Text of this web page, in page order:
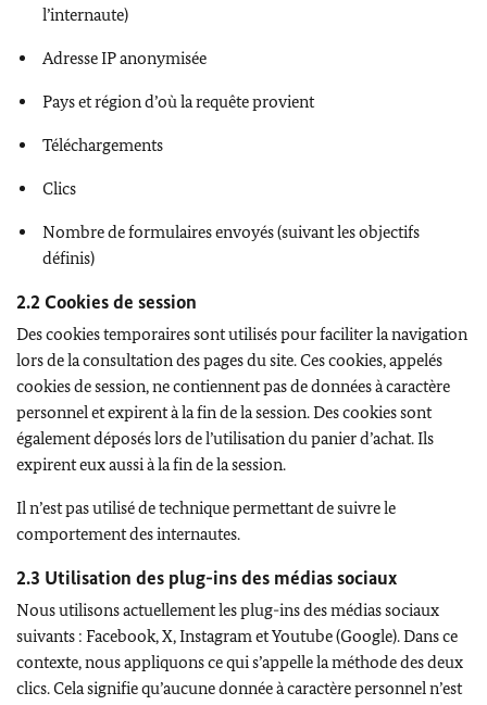
l’internaute)
Adresse IP anonymisée
Pays et région d’où la requête provient
Téléchargements
Clics
Nombre de formulaires envoyés (suivant les objectifs
définis)
2.2 Cookies de session
Des cookies temporaires sont utilisés pour faciliter la navigation
lors de la consultation des pages du site. Ces cookies, appelés
cookies de session, ne contiennent pas de données à caractère
personnel et expirent à la fin de la session. Des cookies sont
également déposés lors de l’utilisation du panier d’achat. Ils
expirent eux aussi à la fin de la session.
Il n’est pas utilisé de technique permettant de suivre le
comportement des internautes.
2.3 Utilisation des plug-insdes médias sociaux
Nous utilisons actuellement lesplug-insdes médias sociaux
suivants : Facebook, X, InstagrametYoutube (Google).Dans ce
contexte, nous appliquons ce qui s’appelle la méthode des deux
clics. Cela signifie qu’aucune donnée à caractère personnel n’est